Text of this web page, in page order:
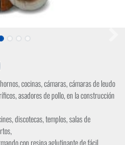
cocinas, cámaras, cámaras de leudo
asadores de pollo, en la construcción
discotecas, templos, salas de
con resina aglutinante de fácil